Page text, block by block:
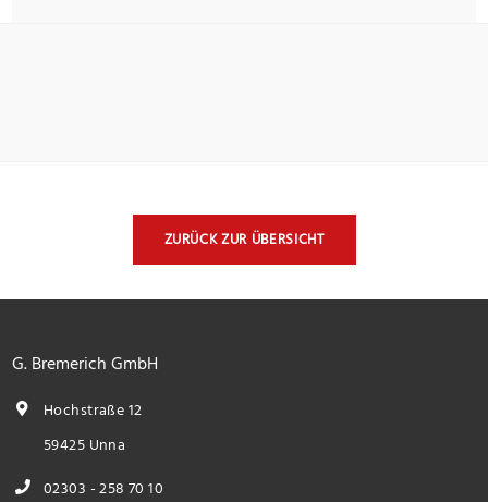
ZURÜCK ZUR ÜBERSICHT
G. Bremerich GmbH
Hochstraße 12
59425 Unna
02303 - 258 70 10